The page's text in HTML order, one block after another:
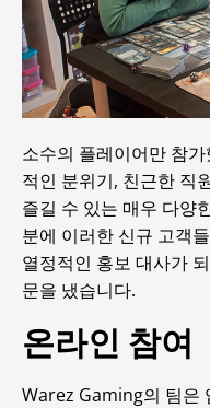
소수의 플레이어만 참
적인 분위기, 친근한 직
즐길 수 있는 매우 다양
분에 이러한 신규 고객
열정적인 홍보 대사가
문을 냈습니다.
온라인 참여
Warez Gaming의 팀은